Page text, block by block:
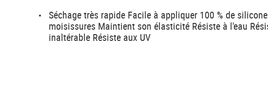
Séchage très rapide Facile à appliquer 100 % de
moisissures Maintient son élasticité Résiste à l'eau
inaltérable Résiste aux UV